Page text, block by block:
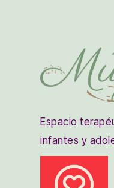
Espacio
infantes y